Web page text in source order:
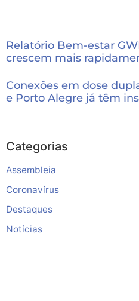
Relatório Bem-estar
crescem mais
Conexões em dose
e Porto Alegre já têm
Categorias
Assembleia
Coronavírus
Destaques
Notícias